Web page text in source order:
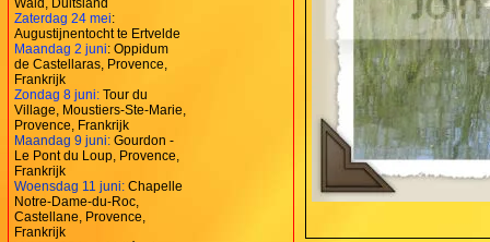
Zaterdag 24 mei:
Augustijnentocht te Ertvelde
Maandag 2 juni: Oppidum
de Castellaras, Provence,
Frankrijk
Zondag 8 juni: Tour du
Village, Moustiers-Ste-Marie,
Provence, Frankrijk
Maandag 9 juni: Gourdon -
Le Pont du Loup, Provence,
Frankrijk
Woensdag 11 juni: Chapelle
Notre-Dame-du-Roc,
Castellane, Provence,
Frankrijk